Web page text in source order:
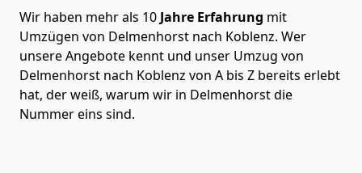
Wir haben mehr als 10 Jahre Erfahrung mit
Umzügen von Delmenhorst nach Koblenz. Wer
unsere Angebote kennt und unser Umzug von
Delmenhorst nach Koblenz von A bis Z bereits erlebt
hat, der weiß, warum wir in Delmenhorst die
Nummer eins sind.